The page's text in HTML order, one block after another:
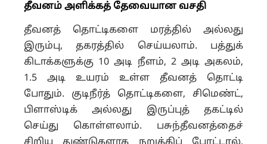
தீவனம் அளிக்கத் தேவையான வசதி
தீவனத் தொட்டிகளை மரத்தில் அல்லது
இரும்பு, தகரத்தில் செய்யலாம். பத்துக்
கிடாக்களுக்கு 10 அடி நீளம், 2 அடி அகலம்,
1.5 அடி உயரம் உள்ள தீவனத் தொட்டி
போதும். குடிநீர்த் தொட்டிகளை, சிமெண்ட்,
பிளாஸ்டிக் அல்லது இருப்புத் தகட்டில்
செய்து கொள்ளலாம். பசுந்தீவனத்தைச்